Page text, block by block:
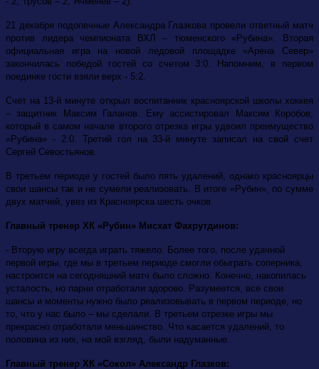
21 декабря подопечные Александра Глазкова провели ответный матч
против лидера чемпионата ВХЛ – тюменского «Рубина». Вторая
официальная игра на новой ледовой площадке «Арена Север»
закончилась победой гостей со счетом 3:0. Напомним, в первом
поединке гости взяли верх - 5:2.
Счет на 13-й минуте открыл воспитанник красноярской школы хоккея
– защитник Максим Галанов. Ему ассистировал Максим Коробов,
который в самом начале второго отрезка игры удвоил преимущество
«Рубина» - 2:0. Третий гол на 33-й минуте записал на свой счет
Сергей Севостьянов.
В третьем периоде у гостей было пять удалений, однако красноярцы
свои шансы так и не сумели реализовать. В итоге «Рубин», по сумме
двух матчей, увез из Красноярска шесть очков.
Главный тренер ХК «Рубин» Мисхат Фахрутдинов:
- Вторую игру всегда играть тяжело. Более того, после удачной
первой игры, где мы в третьем периоде смогли обыграть соперника,
настроится на сегодняшний матч было сложно. Конечно, накопилась
усталость, но парни отработали здорово. Разумеется, все свои
шансы и моменты нужно было реализовывать в первом периоде, но
то, что у нас было – мы сделали. В третьем отрезке игры мы
прекрасно отработали меньшинство. Что касается удалений, то
половина из них, на мой взгляд, были надуманные.
Главный тренер ХК «Сокол» Александр Глазков: